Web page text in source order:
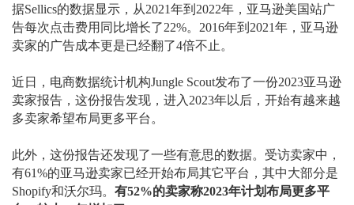
据Sellics的数据显示，从2021年到2022年，亚马逊美国站广
告每次点击费用同比增长了22%。2016年到2021年，亚马逊
卖家的广告成本更是已经翻了4倍不止。
近日，电商数据统计机构Jungle Scout发布了一份2023亚马逊
卖家报告，这份报告发现，进入2023年以后，开始有越来越
多卖家希望布局更多平台。
此外，这份报告还发现了一些有意思的数据。受访卖家中，
有61%的亚马逊卖家已经开始布局其它平台，其中大部分是
Shopify和沃尔玛。 有52%的卖家称2023年计划布局更多平